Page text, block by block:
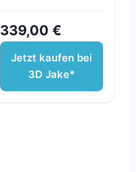
339,00 €
Jetzt kaufen bei
3D Jake*